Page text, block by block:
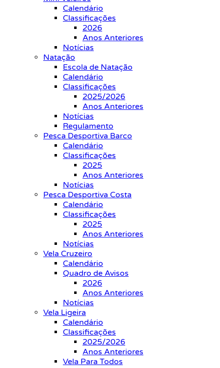
Calendário
Classificações
2026
Anos Anteriores
Notícias
Natação
Escola de Natação
Calendário
Classificações
2025/2026
Anos Anteriores
Notícias
Regulamento
Pesca Desportiva Barco
Calendário
Classificações
2025
Anos Anteriores
Notícias
Pesca Desportiva Costa
Calendário
Classificações
2025
Anos Anteriores
Notícias
Vela Cruzeiro
Calendário
Quadro de Avisos
2026
Anos Anteriores
Notícias
Vela Ligeira
Calendário
Classificações
2025/2026
Anos Anteriores
Vela Para Todos